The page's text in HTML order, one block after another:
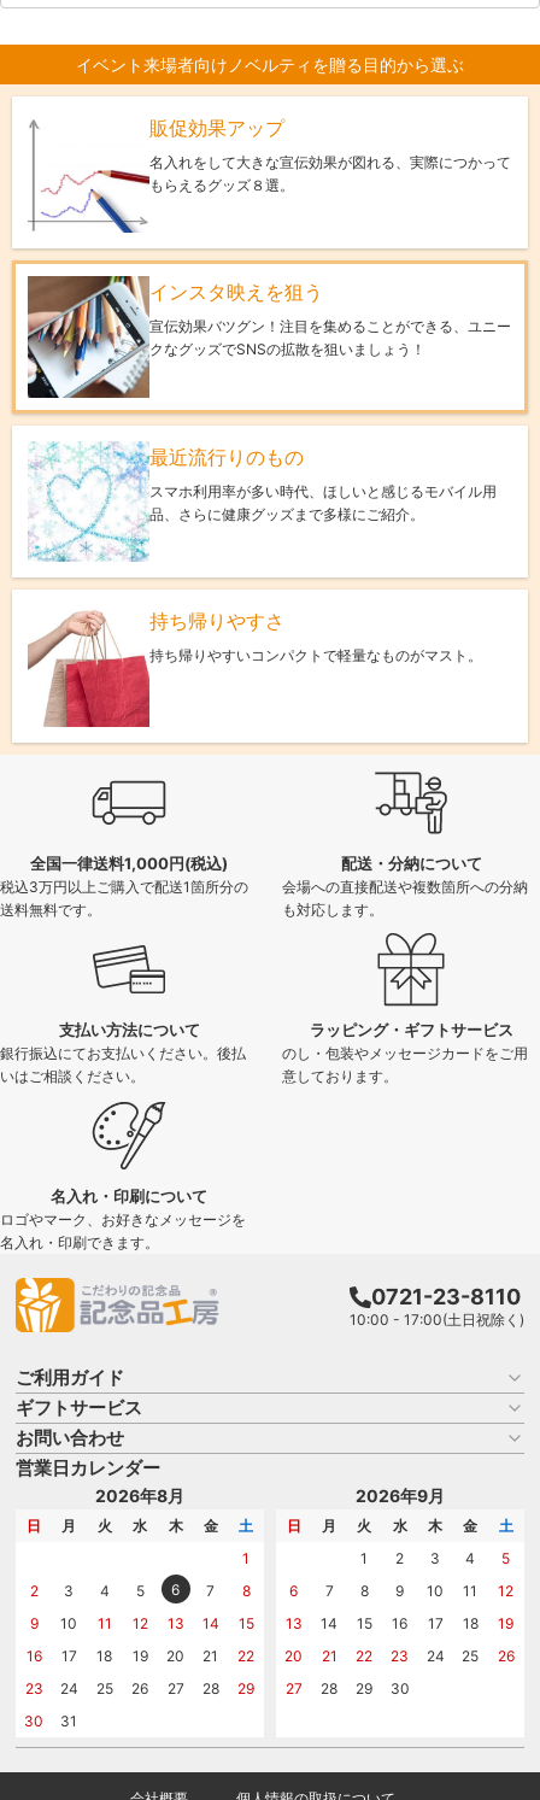
イベント来場者向けノベルティを贈る目的から選ぶ
販促効果アップ
名入れをして大きな宣伝効果が図れる、実際につかって
もらえるグッズ８選。
インスタ映えを狙う
宣伝効果バツグン！注目を集めることができる、ユニー
クなグッズでSNSの拡散を狙いましょう！
最近流行りのもの
スマホ利用率が多い時代、ほしいと感じるモバイル用
品、さらに健康グッズまで多様にご紹介。
持ち帰りやすさ
持ち帰りやすいコンパクトで軽量なものがマスト。
全国一律送料1,000円(税込)
税込3万円以上ご購入で配送1箇所分の
送料無料です。
配送・分納について
会場への直接配送や複数箇所への分納
も対応します。
支払い方法について
銀行振込にてお支払いください。後払
いはご相談ください。
ラッピング・ギフトサービス
のし・包装やメッセージカードをご用
意しております。
名入れ・印刷について
ロゴやマーク、お好きなメッセージを
名入れ・印刷できます。
0721-23-8110
10:00 - 17:00(土日祝除く)
ご利用ガイド
お買い物ガイド
よくある質問
はじめての記念品選び
記念品工房の使い方
ギフトサービス
名入れについて
のし
メッセージカード
お問い合わせ
商品選びを相談する
名入れについて相談する
カタログを請求する
営業日カレンダー
2026年8月
日 月 火 水 木 金
土
1
2
3 4 5 6 7
8
9
10 11 12 13 14
15
16
17 18 19 20 21
22
23
24 25 26 27 28
29
30
31
2026年9月
日 月 火 水 木 金
土
1
2 3 4
5
6
7 8 9 10 11
12
13
14 15 16 17 18
19
20
21 22 23 24 25
26
27
28 29 30